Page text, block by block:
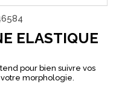
ELASTIQUE
pour bien suivre vos
morphologie.